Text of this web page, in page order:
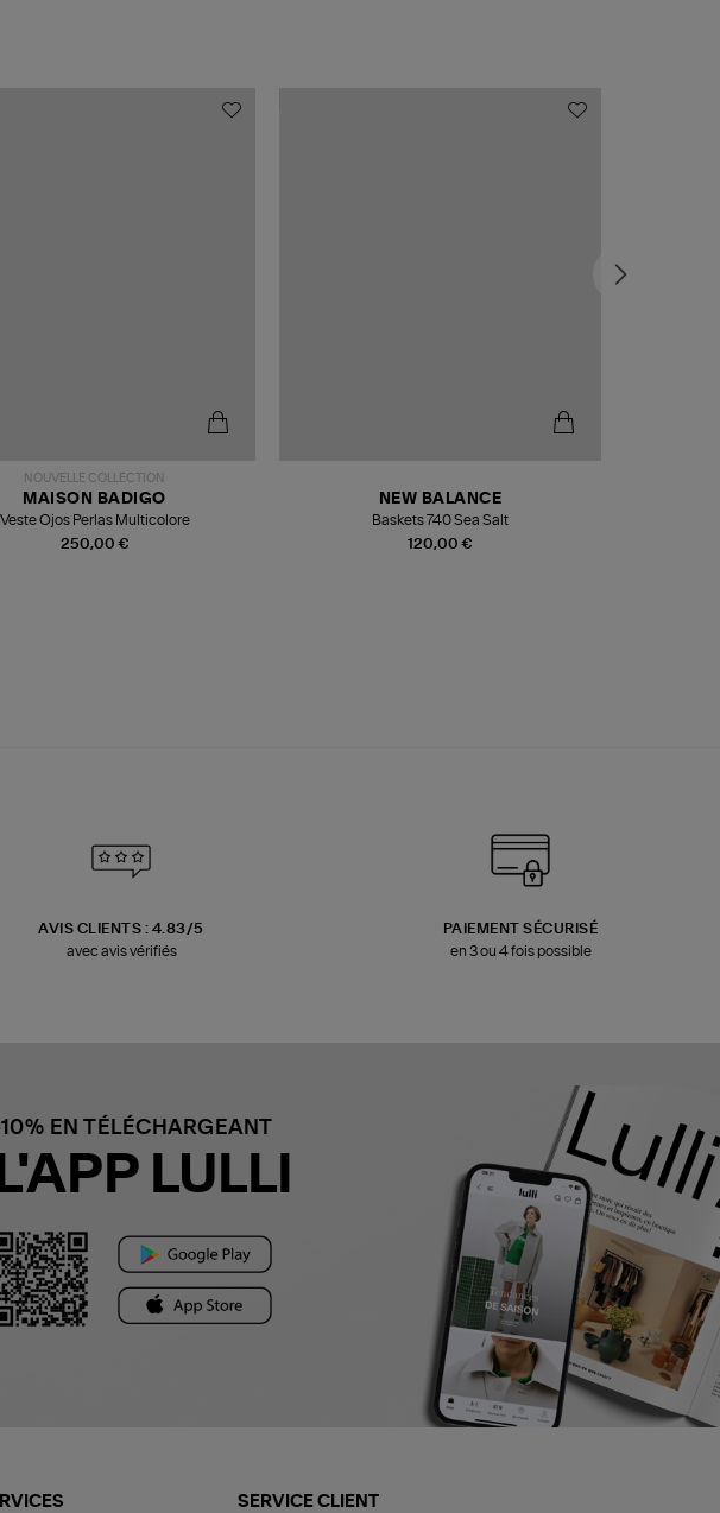
NOUVELLE COLLECTION
250,00 €
MAISON BADIGO
Veste Ojos Perlas Multicolore
120,00 €
NEW BALANCE
Baskets 740 Sea Salt
AVIS CLIENTS : 4.83/5
avec avis vérifiés
PAIEMENT SÉCURISÉ
en 3 ou 4 fois possible
EN TÉLÉCHARGEANT
L'APP LULLI
SERVICE CLIENT